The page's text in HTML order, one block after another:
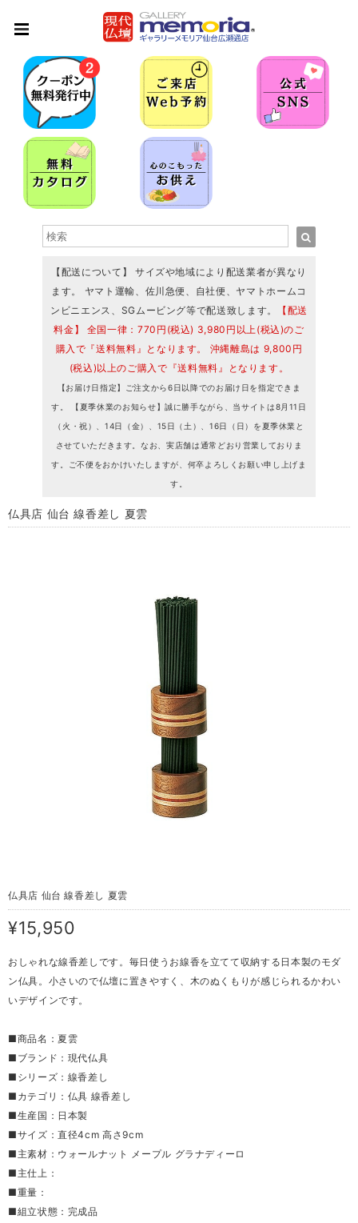
【配送について】 サイズや地域により配送業者が異なり
ます。 ヤマト運輸、佐川急便、自社便、ヤマトホームコ
ンビニエンス、SGムービング等で配送致します。
【配送
料金】 全国一律：770円(税込) 3,980円以上(税込)のご
購入で『送料無料』となります。 沖縄離島は 9,800円
(税込)以上のご購入で『送料無料』となります。
【お届け日指定】ご注文から6日以降でのお届け日を指定できま
す。 【夏季休業のお知らせ】誠に勝手ながら、当サイトは8月11日
（火・祝）、14日（金）、15日（土）、16日（日）を夏季休業と
させていただきます。なお、実店舗は通常どおり営業しておりま
す。ご不便をおかけいたしますが、何卒よろしくお願い申し上げま
す。
仏具店 仙台 線香差し 夏雲
仏具店 仙台 線香差し 夏雲
¥15,950
おしゃれな線香差しです。毎日使うお線香を立てて収納する日本製のモダ
ン仏具。小さいので仏壇に置きやすく、木のぬくもりが感じられるかわい
いデザインです。
■商品名：夏雲
■ブランド：現代仏具
■シリーズ：線香差し
■カテゴリ：仏具 線香差し
■生産国：日本製
■サイズ：直径4cm 高さ9cm
■主素材：ウォールナット メープル グラナディーロ
■主仕上：
■重量：
■組立状態：完成品